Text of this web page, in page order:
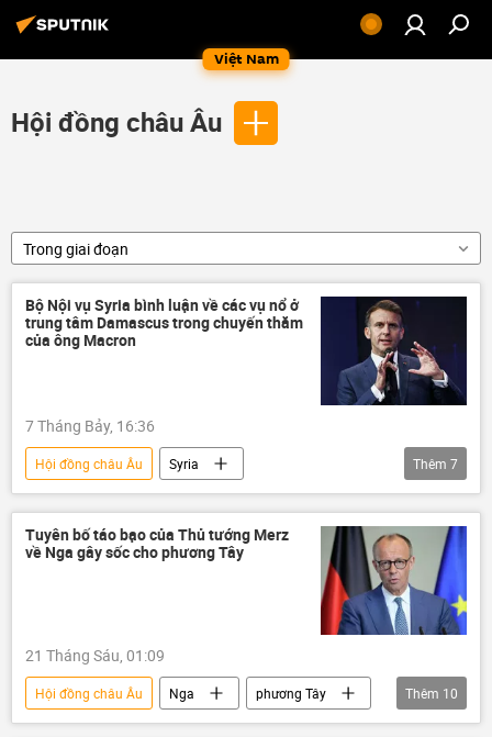
Việt Nam
Hội đồng châu Âu
Trong giai đoạn
Bộ Nội vụ Syria bình luận về các vụ nổ ở
trung tâm Damascus trong chuyến thăm
của ông Macron
7 Tháng Bảy, 16:36
Hội đồng châu Âu
Syria
Emmanuel Macron
Pháp
EU
Ursula von der Leyen
Thế giới
Ủy ban châu Âu
Damascus
Thêm 7
Tuyên bố táo bạo của Thủ tướng Merz
về Nga gây sốc cho phương Tây
21 Tháng Sáu, 01:09
Hội đồng châu Âu Nga
phương Tây
Thế giới
Đức
Ukraina
Thêm 10